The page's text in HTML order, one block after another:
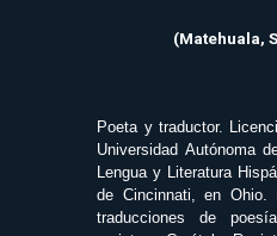
(Matehuala,
Poeta y traductor.
Universidad Autónoma
Lengua y Literatura
de Cincinnati, en Ohio.
traducciones de